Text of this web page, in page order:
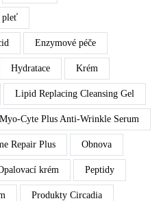
pleť
Enzymové péče
Hydratace Krém
Lipid Replacing Cleansing Gel
Myo-Cyte Plus Anti-Wrinkle Serum
Repair Plus Obnova
krém Peptidy
Produkty Circadia